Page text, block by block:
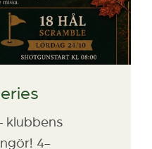
klubbens
4-